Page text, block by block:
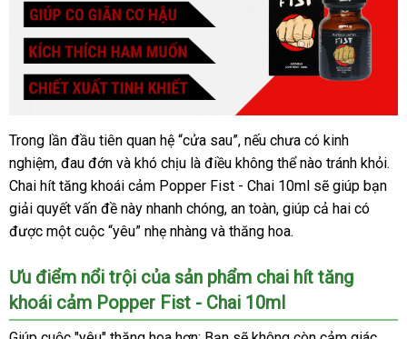
Trong lần đầu tiên quan hệ “cửa sau”, nếu chưa có kinh
nghiệm, đau đớn và khó chịu là điều không thể nào tránh khỏi.
Chai hít tăng khoái cảm Popper Fist - Chai 10ml sẽ giúp bạn
giải quyết vấn đề này nhanh chóng, an toàn, giúp cả hai có
được một cuộc “yêu” nhẹ nhàng và thăng hoa.
Ưu điểm nổi trội của sản phẩm chai hít tăng
khoái cảm Popper Fist - Chai 10ml